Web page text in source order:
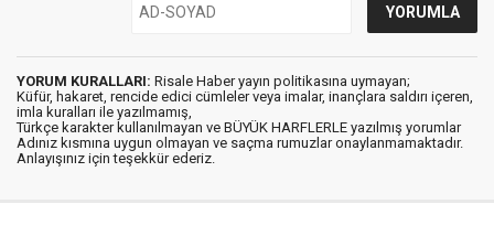
YORUM KURALLARI: Risale Haber yayın politikasına uymayan;
Küfür, hakaret, rencide edici cümleler veya imalar, inançlara saldırı içeren,
imla kuralları ile yazılmamış,
Türkçe karakter kullanılmayan ve BÜYÜK HARFLERLE yazılmış yorumlar
Adınız kısmına uygun olmayan ve saçma rumuzlar onaylanmamaktadır.
Anlayışınız için teşekkür ederiz.